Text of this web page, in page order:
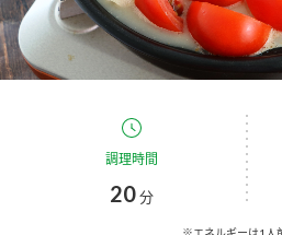
みりん風・料理酒
スープ
商品ブランドサイト
Fibee（ファイビー）
カンタン酢
お酢ドリンク
企業情報
国内事業概要
ミツカングループについて
企業理念
ミツカンを知る
調理時間
20分